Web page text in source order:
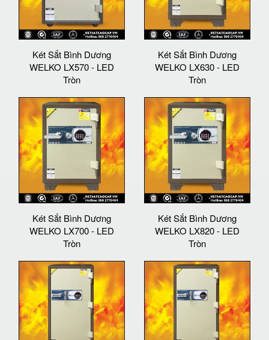
Két Sắt Bình Dương
WELKO LX570 - LED
Tròn
Két Sắt Bình Dương
WELKO LX630 - LED
Tròn
Két Sắt Bình Dương
WELKO LX700 - LED
Tròn
Két Sắt Bình Dương
WELKO LX820 - LED
Tròn